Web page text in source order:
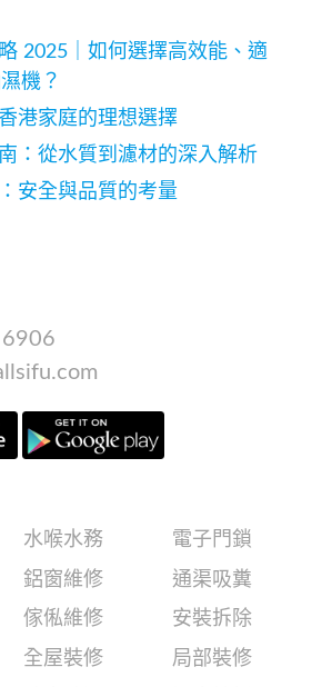
2025｜如何選擇高效能、適
機？
港家庭的理想選擇
：從水質到濾材的深入解析
安全與品質的考量
水喉水務
電子門鎖
鋁窗維修
通渠吸糞
傢俬維修
安裝拆除
全屋裝修
局部裝修